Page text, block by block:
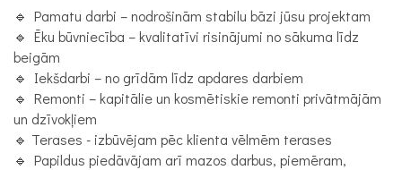
🔹 Pamatu darbi – nodrošinām stabilu bāzi jūsu projektam
🔹 Ēku būvniecība – kvalitatīvi risinājumi no sākuma līdz
beigām
🔹 Iekšdarbi – no grīdām līdz apdares darbiem
🔹 Remonti – kapitālie un kosmētiskie remonti privātmājām
un dzīvokļiem
🔹 Terases - izbūvējam pēc klienta vēlmēm terases
🔹 Papildus piedāvājam arī mazos darbus, piemēram,